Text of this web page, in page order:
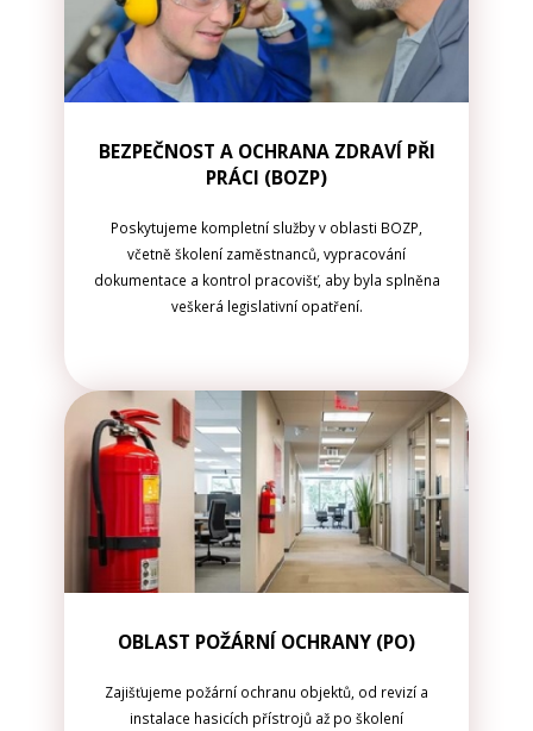
BEZPEČNOST A OCHRANA ZDRAVÍ PŘI
PRÁCI (BOZP)
Poskytujeme kompletní služby v oblasti BOZP,
včetně školení zaměstnanců, vypracování
dokumentace a kontrol pracovišť, aby byla splněna
veškerá legislativní opatření.
OBLAST POŽÁRNÍ OCHRANY (PO)
Zajišťujeme požární ochranu objektů, od revizí a
instalace hasicích přístrojů až po školení